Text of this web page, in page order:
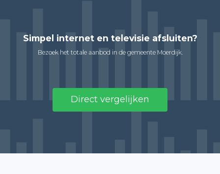
Simpel internet en televisie afsluiten?
Bezoek het totale aanbod in de gemeente Moerdijk.
Direct vergelijken